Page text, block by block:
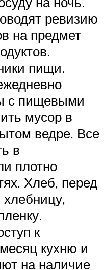
ревизию
на предмет
пищи.
с пищевыми
мусор в
ведре. Все
в
плотно
Хлеб, перед
хлебницу,
к
кухню и
на наличие